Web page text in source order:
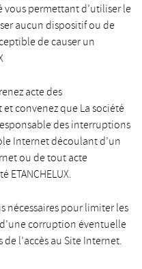
permettant d’utiliser le
aucun dispositif ou de
de causer un
acte des
convenez que La société
des interruptions
Internet découlant d’un
ou de tout acte
ETANCHELUX.
nécessaires pour limiter les
corruption éventuelle
l’accès au Site Internet.